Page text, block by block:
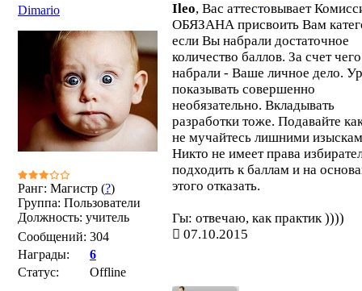
Dimario
Ранг: Магистр (?)
Группа: Пользователи
Должность: учитель
Сообщений: 304
Награды:
6
Статус:
Offline
Ileo, Вас аттестовывает
ОБЯЗАНА присвоить Вам
если Вы набрали достаточное
количество баллов. За счет чего
набрали - Ваше личное дело.
показывать совершенно
необязательно. Вкладывать
разработки тоже. Подавайте
не мучайтесь лишними
Никто не имеет права
подходить к баллам и на
этого отказать.
Гы: отвечаю, как практик ))))
07.10.2015